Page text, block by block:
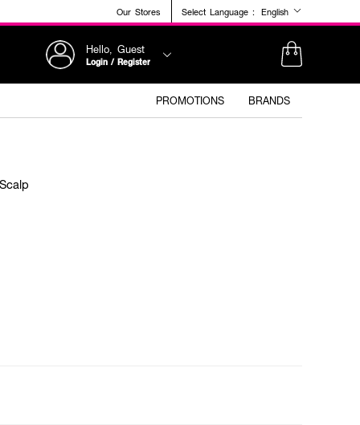
Our Stores Select Language : English
Hello, Guest
Login / Register
PROMOTIONS BRANDS